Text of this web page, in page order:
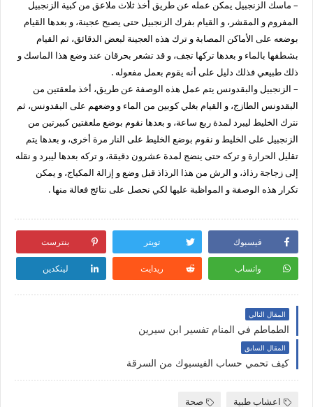
– ماسك الزنجبيل يمكن عمله عن طريق أخذ ثلاث ملاعق من كبية الزنجبيل
المفروم و المقشر، و القيام بفرك الزنجبيل حتى يصبح عجينة، و بعدها القيام
بوضعه على الأماكن المصابة و ترك هذه العجينة لبعض الدقائق، ثم القيام
بشطفها بالماء و بعدها تركها تجف، و قد تشعر بحرقان عند وضع هذا الماسك و
ذلك طبيعي فذلك دليل على أنه يقوم بعمل مفعوله .
– الزنجبيل والبقدونس يتم عمل هذه الوصفة عن طريق، أخذ ملعقتين من
البقدونس الطازج، و القيام بغلي كوبين من الماء و وضعهم على البقدونس، ثم
نترك الخليط ليبرد لمدة ربع ساعة، و بعدها نقوم بوضع ملعقتين كبيرتين من
الزنجبيل على الخليط و نقوم بوضع الخليط على النار مرة أخرى، و بعدها يتم
تقليل الحرارة و تركه حتى ينضج لمدة عشرون دقيقة، و تركه بعدها ليبرد و نقله
إلى زجاجة رذاذ، و الرش من هذا الرذاذ قبل وضع و إزالة المكياج، و يمكن
تكرار هذه الوصفة و المواظبة عليها لكي نحصل على نتائج فعالة منها .
فيسبوك تويتر بنترست
واتساب ريدايت لينكدين
المقال التالي
الطماطم في المنام تفسير ابن سيرين
المقال السابق
كيف تحمي حساب الفيسبوك من السرقة
اعشاب طبية صحة